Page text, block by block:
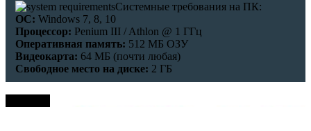
Системные требования на ПК:
ОС: Windows 7, 8, 10
Процессор: Penium III / Athlon @ 1 ГГц
Оперативная память: 512 МБ ОЗУ
Видеокарта: 64 МБ (почти любая)
Свободное место на диске: 2 ГБ